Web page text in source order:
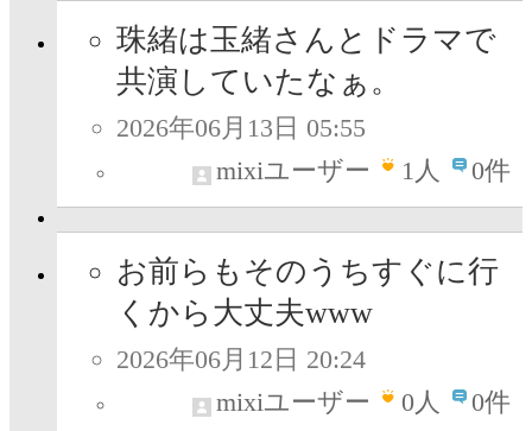
珠緒は玉緒さんとドラマで
共演していたなぁ。
2026年06月13日 05:55
mixiユーザー
1人 0件
お前らもそのうちすぐに行
くから大丈夫www
2026年06月12日 20:24
mixiユーザー
0人 0件